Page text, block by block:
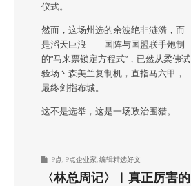
仪式。
然而，这场州选的余波绝非涟漪，而
是滔天巨浪——国阵与国盟联手炮制
的“马来票锁定方程式”，已然从柔佛试
验场丶森美兰复制机，直指马六甲，
最终剑指布城。
这不是选举，这是一场政治围猎。
9点 9点企业家 编辑精选好文
〈林总周记〉︱真正厉害的